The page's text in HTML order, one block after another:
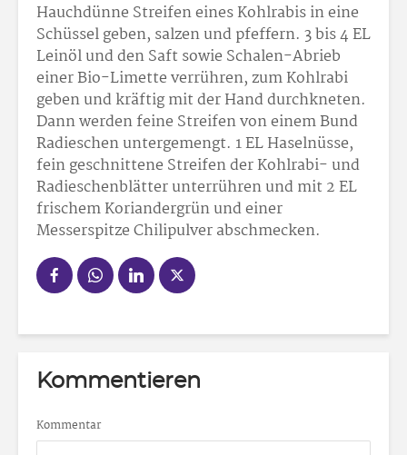
Hauchdünne Streifen eines Kohlrabis in eine
Schüssel geben, salzen und pfeffern. 3 bis 4 EL
Leinöl und den Saft sowie Schalen-Abrieb
einer Bio-Limette verrühren, zum Kohlrabi
geben und kräftig mit der Hand durchkneten.
Dann werden feine Streifen von einem Bund
Radieschen untergemengt. 1 EL Haselnüsse,
fein geschnittene Streifen der Kohlrabi- und
Radieschenblätter unterrühren und mit 2 EL
frischem Koriandergrün und einer
Messerspitze Chilipulver abschmecken.
Kommentieren
Kommentar